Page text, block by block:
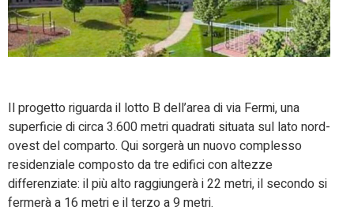
Il progetto riguarda il lotto B dell’area di via Fermi, una
superficie di circa 3.600 metri quadrati situata sul lato nord-
ovest del comparto. Qui sorgerà un nuovo complesso
residenziale composto da tre edifici con altezze
differenziate: il più alto raggiungerà i 22 metri, il secondo si
fermerà a 16 metri e il terzo a 9 metri.